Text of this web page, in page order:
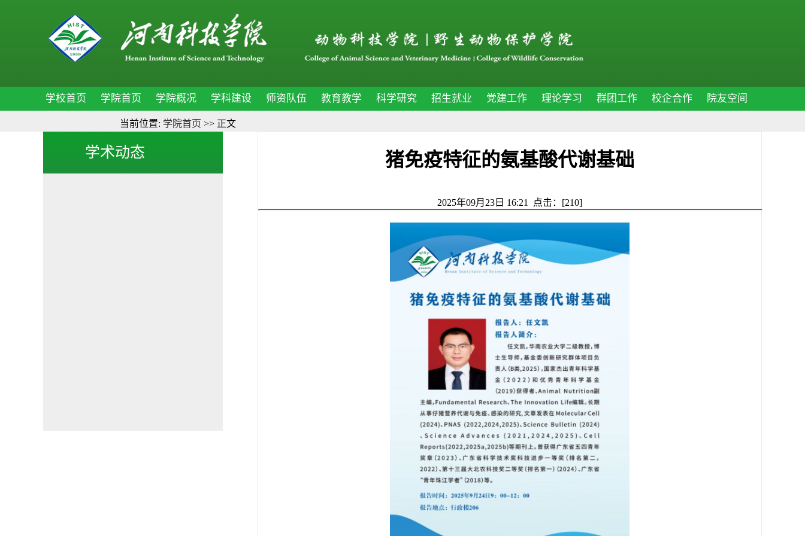
学校首页 学院首页 学院概况 学科建设 师资队伍 教育教学 科学研究 招生就业 党建工作 理论学习 群团工作 校企合作 院友空间
当前位置: 学院首页 >> 正文
学术动态 猪免疫特征的氨基酸代谢基础
2025年09月23日 16:21 点击：[210]